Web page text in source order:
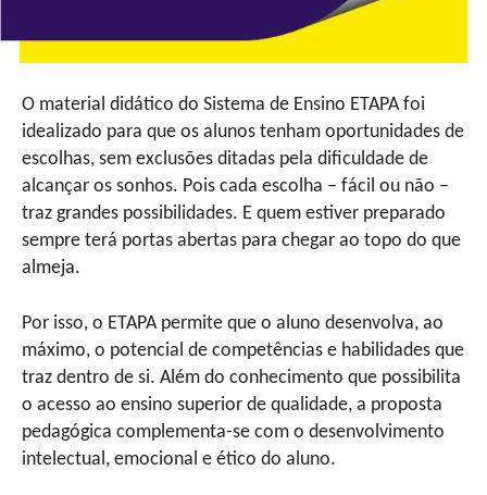
O material didático do Sistema de Ensino ETAPA foi
idealizado para que os alunos tenham oportunidades de
escolhas, sem exclusões ditadas pela dificuldade de
alcançar os sonhos. Pois cada escolha – fácil ou não –
traz grandes possibilidades. E quem estiver preparado
sempre terá portas abertas para chegar ao topo do que
almeja.
Por isso, o ETAPA permite que o aluno desenvolva, ao
máximo, o potencial de competências e habilidades que
traz dentro de si. Além do conhecimento que possibilita
o acesso ao ensino superior de qualidade, a proposta
pedagógica complementa-se com o desenvolvimento
intelectual, emocional e ético do aluno.